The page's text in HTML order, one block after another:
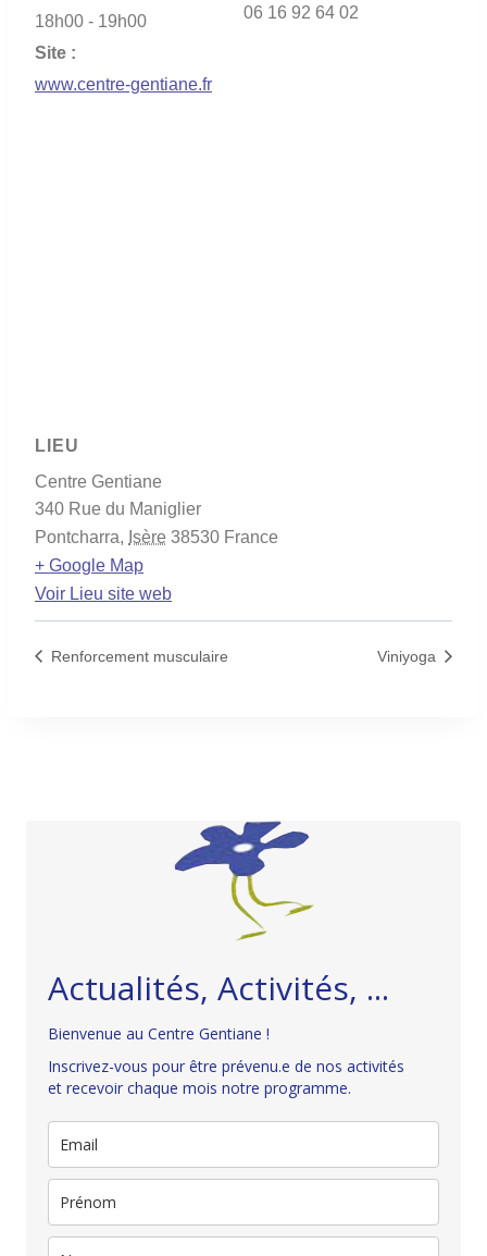
18h00 - 19h00
Site :
www.centre-gentiane.fr
06 16 92 64 02
LIEU
Centre Gentiane
340 Rue du Maniglier
Pontcharra, Isère 38530 France
+ Google Map
Voir Lieu site web
Renforcement musculaire Viniyoga
Actualités, Activités, ...
Bienvenue au Centre Gentiane !
Inscrivez-vous pour être prévenu.e de nos activités
et recevoir chaque mois notre programme.